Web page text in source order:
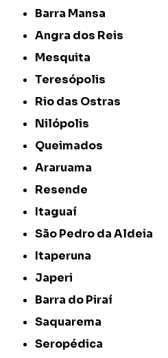
Barra Mansa
Angra dos Reis
Mesquita
Teresópolis
Rio das Ostras
Nilópolis
Queimados
Araruama
Resende
Itaguaí
São Pedro da Aldeia
Itaperuna
Japeri
Barra do Piraí
Saquarema
Seropédica